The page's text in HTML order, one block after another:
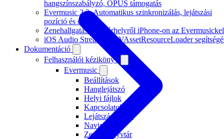
hangszínszabályzó, OPUS támogatás
Evermusic 2.3: Automatikus szinkronizálás, lejátszási
pozíció és címkék
Zenehallgatás felhőtárhelyről iPhone-on az Evermusickel
iOS Audio Streaming AVAssetResourceLoader
Dokumentáció
Felhasználói kézikönyv
Evermusic
Beállítások
Hanglejátszó
Helyi fájlok
Kapcsolatok
Lejátszási listák
Navigáció
Zenei könyvtár